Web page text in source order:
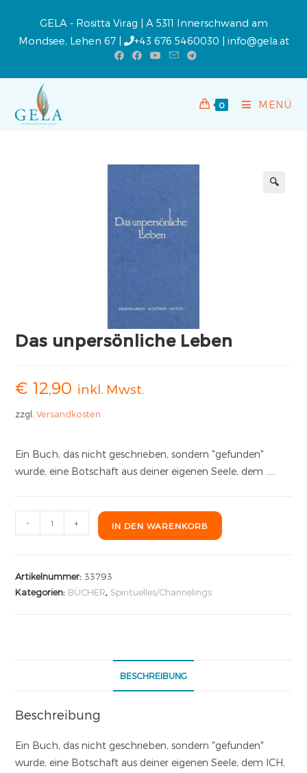
GELA - Rositta Virag | A 5311 Innerschwand am
Mondsee, Lehen 67 |
+43 676 5460030 | info@gela.at
0 MENÜ
Das unpersönliche Leben
€ 12,90 inkl. Mwst.
zzgl.Versandkosten
Ein Buch, das nicht geschrieben, sondern "gefunden"
wurde, eine Botschaft aus deiner eigenen Seele, dem …..
- + IN DEN WARENKORB
Artikelnummer: 33793
Kategorien: BÜCHER,Spirituelles/Channelings
BESCHREIBUNG
Beschreibung
Ein Buch, das nicht geschrieben, sondern "gefunden"
wurde, eine Botschaft aus deiner eigenen Seele, dem ICH,